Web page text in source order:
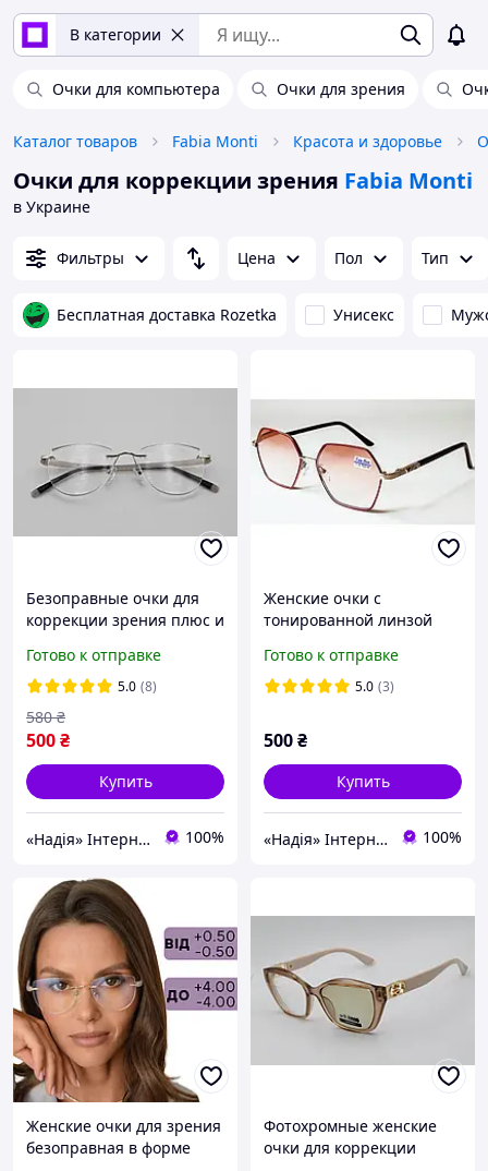
В категории
Очки для компьютера Очки для зрения
Каталог товаров Fabia Monti Красота и здоровье
Очки для коррекции зрения Fabia Monti
в Украине
Фильтры Цена Пол Тип
Бесплатная доставка Rozetka Унисекс
Безоправные очки для
коррекции зрения плюс и
Готово к отправке
5.0 (8)
500₴
580 ₴
Купить
«Надія» Інтернет-Магазин 100%
Женские очки с
тонированной линзой
плюсы
Готово к отправке
5.0 (3)
500₴
Купить
«Надія» Інтернет-Магазин 100%
Женские очки для зрения
безоправная в форме
Фотохромные женские
очки для коррекции